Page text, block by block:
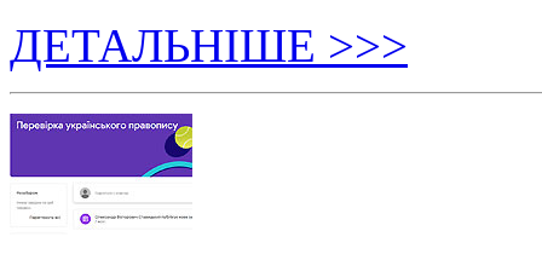
ДЕТАЛЬНІШЕ >>>